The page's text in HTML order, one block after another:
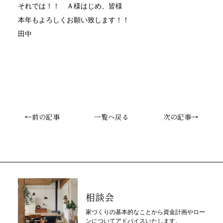
それでは！！ Ａ様はじめ、皆様
本年もよろしくお願い致します！！
田中
←前の記事 一覧へ戻る 次の記事→
相談会
家づくりの基本的なことから資金計画やロー
ンについてアドバイスいたします。